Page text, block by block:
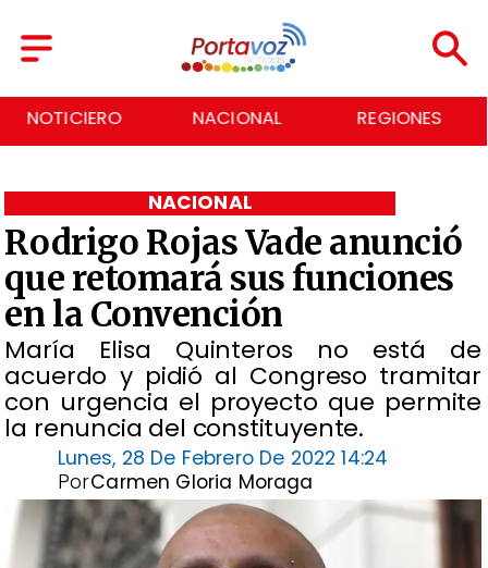
NACIONAL REGIONES ECONOMÍA
Rodrigo Rojas Vade anunció
que retomará sus funciones
en la Convención
María Elisa Quinteros no está de
acuerdo y pidió al Congreso tramitar
con urgencia el proyecto que permite
la renuncia del constituyente.
NACIONAL
Lunes, 28 De Febrero De 2022 14:24
Carmen Gloria Moraga
Por